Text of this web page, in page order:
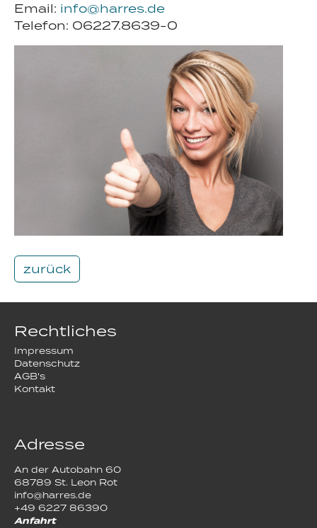
Email: info@harres.de
Telefon: 06227.8639-0
zurück
Rechtliches
Impressum
Datenschutz
AGB's
Kontakt
Adresse
An der Autobahn 60
68789 St. Leon Rot
info@harres.de
+49 6227 86390
Anfahrt